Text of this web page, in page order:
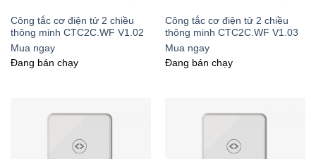
Công tắc cơ điện tử 2 chiều
thông minh CTC2C.WF V1.02
Mua ngay
Đang bán chạy
Công tắc cơ điện tử 2 chiều
thông minh CTC2C.WF V1.03
Mua ngay
Đang bán chạy